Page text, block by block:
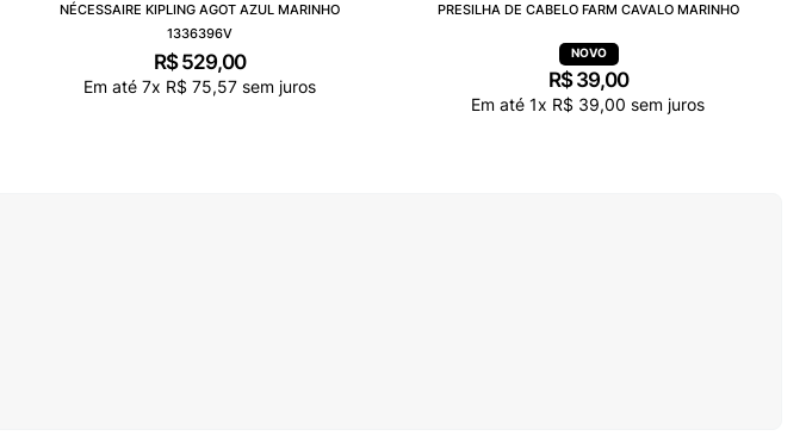
NÉCESSAIRE KIPLING AGOT AZUL MARINHO
1336396V
R$ 529,00
Em até 7x R$ 75,57sem juros
PRESILHA DE CABELO FARM CAVALO MARINHO
R$ 39,00
Em até 1x R$ 39,00 sem juros